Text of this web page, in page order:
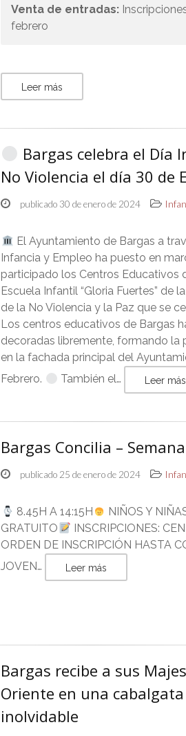
Venta de entradas:
febrero
Leer más
Bargas celebra el Día
No Violencia el día 30 de
publicado 30 de enero de 2024
El Ayuntamiento de Bargas a
Infancia y Empleo ha puesto en
participado los Centros Educativos
Escuela Infantil “Gloria Fuertes” de
de la No Violencia y la Paz que se
Los centros educativos de Bargas
decoradas libremente, formando la
en la fachada principal del
Febrero.
También el… Leer más
Bargas Concilia –
publicado 25 de enero de 2024
8.45H A 14:15H NIÑOS Y
GRATUITO
INSCRIPCIONES:
ORDEN DE INSCRIPCIÓN HASTA
JOVEN…
Leer más
Bargas recibe a sus
Oriente en una
inolvidable